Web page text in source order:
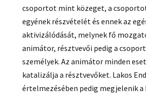
csoportot mint közeget, a
egyének részvételét és ennek az
aktivizálódását, melynek fő
animátor, résztvevői pedig a
személyek. Az animátor minden
katalizálja a résztvevőket. Lakos
értelmezésében pedig megjelenik a